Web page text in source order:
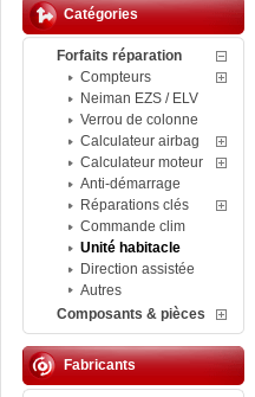
Catégories
Forfaits réparation
Compteurs
Neiman EZS / ELV
Verrou de colonne
Calculateur airbag
Calculateur moteur
Anti-démarrage
Réparations clés
Commande clim
Unité habitacle
Direction assistée
Autres
Composants & pièces
Fabricants